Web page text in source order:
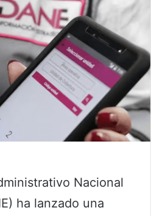
Nacional
ha lanzado una